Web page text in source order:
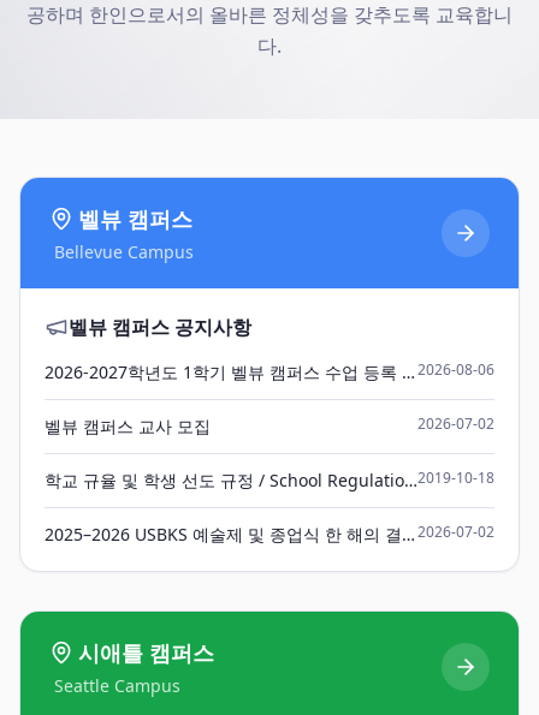
공하며 한인으로서의 올바른 정체성을 갖추도록 교육합니
다.
벨뷰 캠퍼스
Bellevue Campus
벨뷰 캠퍼스 공지사항
2026-2027학년도 1학기 벨뷰 캠퍼스 수업 등록 안내2026-08-06
벨뷰 캠퍼스 교사 모집 2026-07-02
학교 규율 및 학생 선도 규정 / School Regulations and 'Student Lead Rules'2019-10-18
2025–2026 USBKS 예술제 및 종업식 한 해의 결실, 새로운 시작을 응원합니다!2026-07-02
시애틀 캠퍼스
Seattle Campus